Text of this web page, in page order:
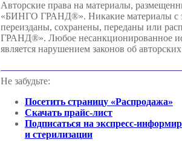
Авторские права на материалы,
«БИНГО ГРАНД®». Никакие материалы с
переизданы, сохранены, переданы или
ГРАНД®». Любое несанкционированное
является нарушением законов об
Не забудьте:
Посетить страницу «Распродажа»
Скачать прайс-лист
Подписаться на экспресс-
и стерилизации